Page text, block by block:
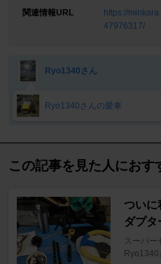
関連情報URL
https://
47976317/
Ryo1340さん
Ryo1340さんの愛車
この記事を見た人におす
ついに
ダプ
スーパー
Ryo1340